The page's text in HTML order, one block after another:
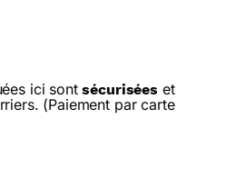
ici sontsécurisées et
(Paiement par carte